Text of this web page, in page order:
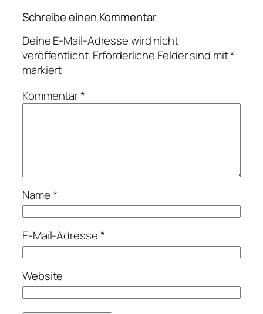
Schreibe einen Kommentar
Deine E-Mail-Adresse wird nicht
veröffentlicht.Erforderliche Felder sind mit*
markiert
Kommentar*
Name*
E-Mail-Adresse*
Website